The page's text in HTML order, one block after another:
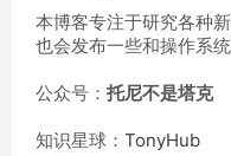
本博客专注于研究各种
也会发布一些和操作系
公众号： 托尼不是塔克
知识星球： TonyHub